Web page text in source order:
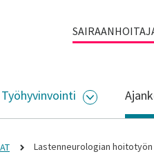
VALIKKO
Työhyvinvointi
AVAA
Lastenneurologian